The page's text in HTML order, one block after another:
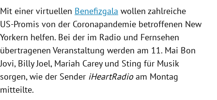
Untermenü
Untermenü
Mit einer virtuellen Benefizgala wollen zahlreiche
US-Promis von der Coronapandemie betroffenen New
Yorkern helfen. Bei der im Radio und Fernsehen
übertragenen Veranstaltung werden am 11. Mai Bon
Jovi, Billy Joel, Mariah Careyund Sting für Musik
sorgen, wie der Sender iHeartRadioam Montag
mitteilte.